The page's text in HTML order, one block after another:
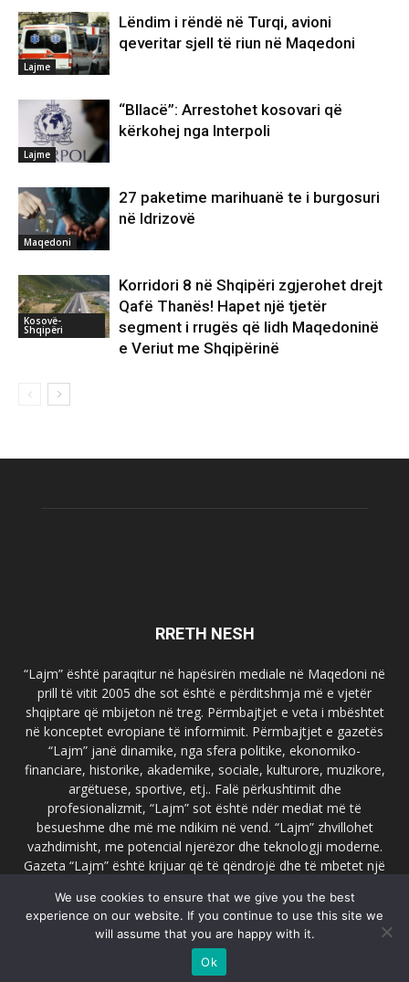
Lajme
Lëndim i rëndë në Turqi, avioni
qeveritar sjell të riun në Maqedoni
Lajme
“Bllacë”: Arrestohet kosovari që
kërkohej nga Interpoli
Maqedoni
27 paketime marihuanë te i burgosuri
në Idrizovë
Kosovë-
Shqipëri
Korridori 8 në Shqipëri zgjerohet drejt
Qafë Thanës! Hapet një tjetër
segment i rrugës që lidh Maqedoninë
e Veriut me Shqipërinë
RRETH NESH
“Lajm” është paraqitur në hapësirën mediale në Maqedoni në
prill të vitit 2005 dhe sot është e përditshmja më e vjetër
shqiptare që mbijeton në treg. Përmbajtjet e veta i mbështet
në konceptet evropiane të informimit. Përmbajtjet e gazetës
“Lajm” janë dinamike, nga sfera politike, ekonomiko-
financiare, historike, akademike, sociale, kulturore, muzikore,
argëtuese, sportive, etj.. Falë përkushtimit dhe
profesionalizmit, “Lajm” sot është ndër mediat më të
besueshme dhe më me ndikim në vend. “Lajm” zhvillohet
vazhdimisht, me potencial njerëzor dhe teknologji moderne.
Gazeta “Lajm” është krijuar që të qëndrojë dhe të mbetet një
faqja zyrtare e gazetës “Lajm”, www.lajmpress.org është një
ndër portalet më të njohur në Maqedoni.
lajm.sk@gmail.com
We use cookies to ensure that we give you the best
experience on our website. If you continue to use this site we
will assume that you are happy with it.
Ok